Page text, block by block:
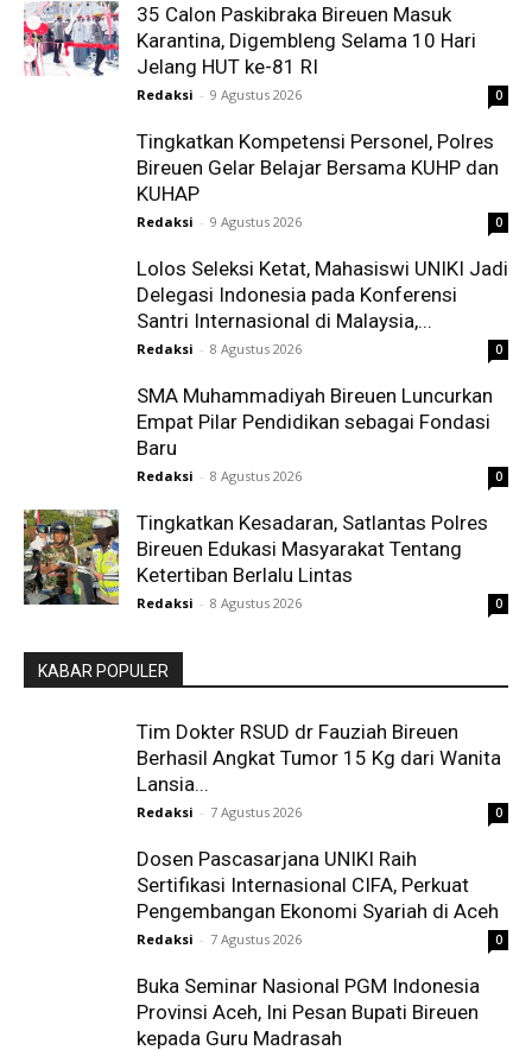
35 Calon Paskibraka Bireuen Masuk
Karantina, Digembleng Selama 10 Hari
Jelang HUT ke-81 RI
Redaksi - 9 Agustus 2026 0
Tingkatkan Kompetensi Personel, Polres
Bireuen Gelar Belajar Bersama KUHP dan
KUHAP
Redaksi - 9 Agustus 2026 0
Lolos Seleksi Ketat, Mahasiswi UNIKI Jadi
Delegasi Indonesia pada Konferensi
Santri Internasional di Malaysia,...
Redaksi - 8 Agustus 2026 0
SMA Muhammadiyah Bireuen Luncurkan
Empat Pilar Pendidikan sebagai Fondasi
Baru
Redaksi - 8 Agustus 2026 0
Tingkatkan Kesadaran, Satlantas Polres
Bireuen Edukasi Masyarakat Tentang
Ketertiban Berlalu Lintas
Redaksi - 8 Agustus 2026 0
KABAR POPULER
Tim Dokter RSUD dr Fauziah Bireuen
Berhasil Angkat Tumor 15 Kg dari Wanita
Lansia...
Redaksi - 7 Agustus 2026 0
Dosen Pascasarjana UNIKI Raih
Sertifikasi Internasional CIFA, Perkuat
Pengembangan Ekonomi Syariah di Aceh
Redaksi - 7 Agustus 2026 0
Buka Seminar Nasional PGM Indonesia
Provinsi Aceh, Ini Pesan Bupati Bireuen
kepada Guru Madrasah